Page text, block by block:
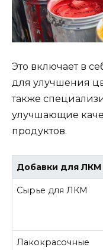
Это включает в
для улучшения
также
улучшающие
продуктов.
Добавки для ЛКМ
Сырье для ЛКМ
Лакокрасочные